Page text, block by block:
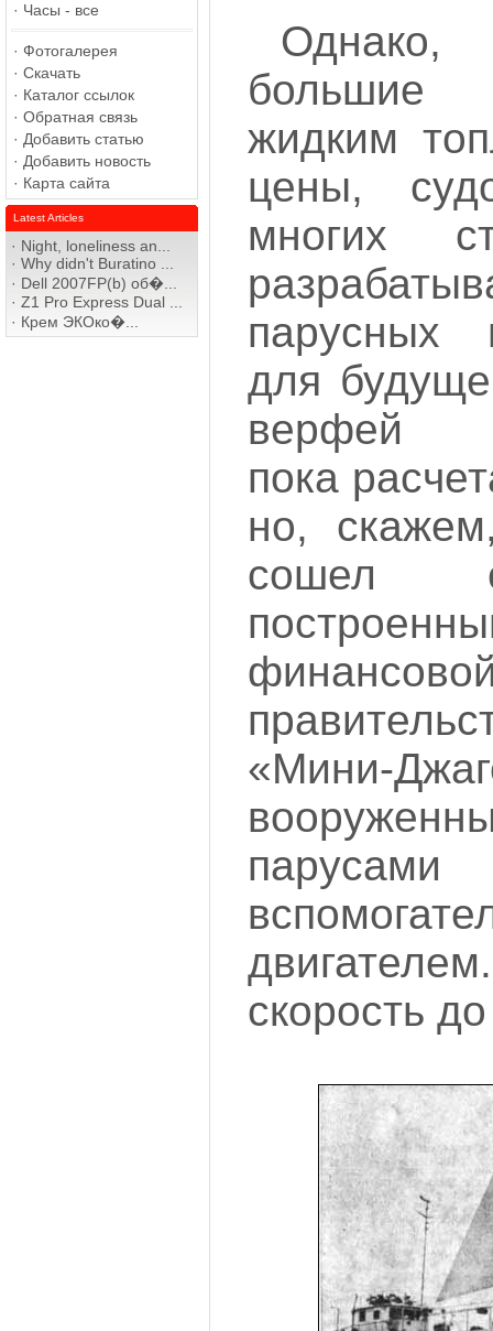
· Часы - все
· Фотогалерея
· Скачать
· Каталог ссылок
· Обратная связь
· Добавить статью
· Добавить новость
· Карта сайта
Latest Articles
· Night, loneliness an...
· Why didn't Buratino ...
· Dell 2007FP(b) об�...
· Z1 Pro Express Dual ...
· Крем ЭКОко�...
Однако,
большие
жидким
цены,
многих
парусных
для
верфей
пока
но,
сошел
«Мини-
скорость